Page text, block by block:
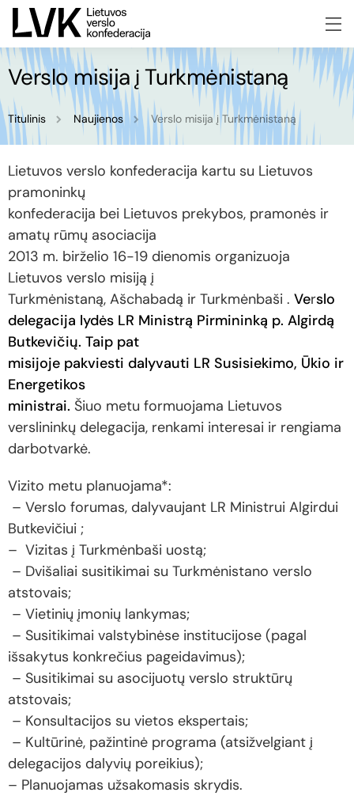
Verslo misija į Turkmėnistaną
Titulinis Naujienos Verslo misija į Turkmėnistaną
Lietuvos verslo konfederacija kartu su Lietuvos
pramoninkų
konfederacija bei Lietuvos prekybos, pramonės ir
amatų rūmų asociacija
2013 m. birželio 16-19 dienomis organizuoja
Lietuvos verslo misiją į
Turkmėnistaną, Ašchabadą ir Turkmėnbaši . Verslo
delegacija lydės LR Ministrą Pirmininką p. Algirdą
Butkevičių. Taip pat
misijoje pakviesti dalyvauti LR Susisiekimo, Ūkio ir
Energetikos
ministrai. Šiuo metu formuojama Lietuvos
verslininkų delegacija, renkami interesai ir rengiama
darbotvarkė.
Vizito metu planuojama*:
– Verslo forumas, dalyvaujant LR Ministrui Algirdui
Butkevičiui ;
– Vizitas į Turkmėnbaši uostą;
– Dvišaliai susitikimai su Turkmėnistano verslo
atstovais;
– Vietinių įmonių lankymas;
– Susitikimai valstybinėse institucijose (pagal
išsakytus konkrečius pageidavimus);
– Susitikimai su asocijuotų verslo struktūrų
atstovais;
– Konsultacijos su vietos ekspertais;
– Kultūrinė, pažintinė programa (atsižvelgiant į
delegacijos dalyvių poreikius);
– Planuojamas užsakomasis skrydis.